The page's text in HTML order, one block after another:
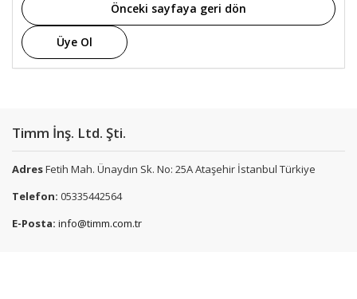
Önceki sayfaya geri dön
Üye Ol
Timm İnş. Ltd. Şti.
AdresFetih Mah. Ünaydın Sk. No: 25A Ataşehir İstanbul Türkiye
Telefon: 05335442564
E-Posta: info@timm.com.tr